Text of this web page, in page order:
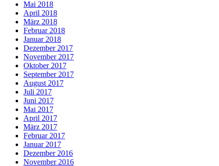
Mai 2018
April 2018
März 2018
Februar 2018
Januar 2018
Dezember 2017
November 2017
Oktober 2017
September 2017
August 2017
Juli 2017
Juni 2017
Mai 2017
April 2017
März 2017
Februar 2017
Januar 2017
Dezember 2016
November 2016